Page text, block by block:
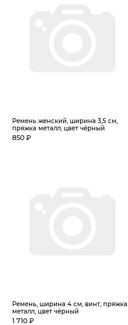
Ремень женский, ширина 3,5 см,
пряжка металл, цвет чёрный
850 ₽
Ремень, ширина 4 см, винт, пряжка
металл, цвет чёрный
1 710 ₽